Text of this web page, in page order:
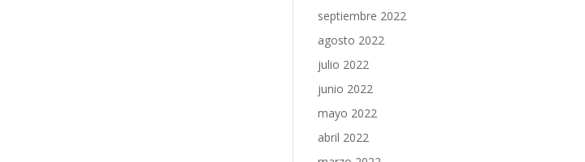
septiembre 2022
agosto 2022
julio 2022
junio 2022
mayo 2022
abril 2022